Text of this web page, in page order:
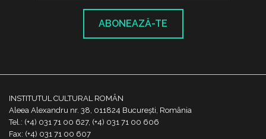
ABONEAZĂ-TE
INSTITUTUL CULTURAL ROMÂN
Aleea Alexandru nr. 38, 011824 București, România
Tel.: (+4) 031 71 00 627, (+4) 031 71 00 606
Fax: (+4) 031 71 00 607